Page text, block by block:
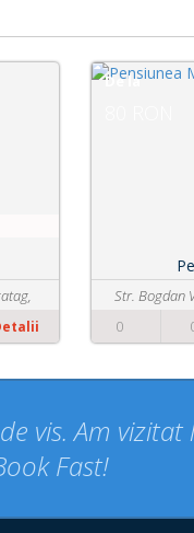
De la
Str. Bogdan
0
vis. Am vizitat
Fast!